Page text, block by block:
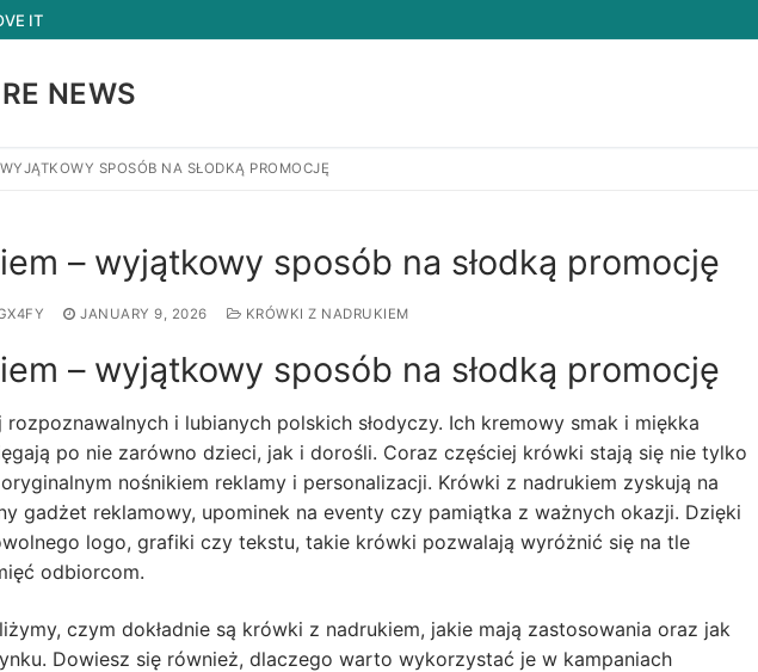
IT
NEWS
SPOSÓB NA SŁODKĄ PROMOCJĘ
– wyjątkowy sposób na słodką promocję
JANUARY 9, 2026 KRÓWKI Z NADRUKIEM
– wyjątkowy sposób na słodką promocję
i lubianych polskich słodyczy. Ich kremowy smak i miękka
po nie zarówno dzieci, jak i dorośli. Coraz częściej krówki stają się nie tylko
nośnikiem reklamy i personalizacji. Krówki z nadrukiem zyskują na
gadżet reklamowy, upominek na eventy czy pamiątka z ważnych okazji. Dzięki
logo, grafiki czy tekstu, takie krówki pozwalają wyróżnić się na tle
odbiorcom.
czym dokładnie są krówki z nadrukiem, jakie mają zastosowania oraz jak
Dowiesz się również, dlaczego warto wykorzystać je w kampaniach